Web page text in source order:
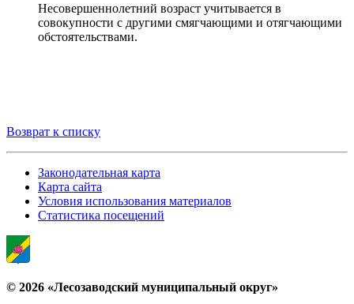
Несовершеннолетний возраст учитывается в
совокупности с другими смягчающими и отягчающими
обстоятельствами.
Возврат к списку
Законодательная карта
Карта сайта
Условия использования материалов
Статистика посещений
© 2026 «Лесозаводский муниципальный округ»